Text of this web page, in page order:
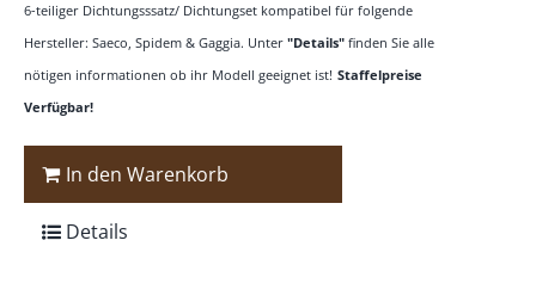
6-teiliger Dichtungsssatz/ Dichtungset kompatibel für folgende
Hersteller: Saeco, Spidem & Gaggia. Unter "Details" finden Sie alle
nötigen informationen ob ihr Modell geeignet ist! Staffelpreise
Verfügbar!
In den Warenkorb
Details